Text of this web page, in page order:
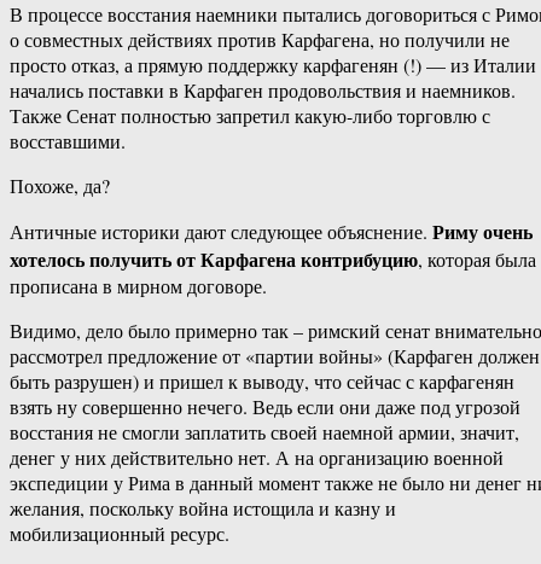
В процессе восстания наемники пытались договориться с
о совместных действиях против Карфагена, но получили не
просто отказ, а прямую поддержку карфагенян (!) — из Италии
начались поставки в Карфаген продовольствия и наемников.
Также Сенат полностью запретил какую-либо торговлю с
восставшими.
Похоже, да?
Античные историки дают следующее объяснение. Риму очень
хотелось получить от Карфагена контрибуцию, которая была
прописана в мирном договоре.
Видимо, дело было примерно так – римский сенат внимательно
рассмотрел предложение от «партии войны» (Карфаген должен
быть разрушен) и пришел к выводу, что сейчас с карфагенян
взять ну совершенно нечего. Ведь если они даже под угрозой
восстания не смогли заплатить своей наемной армии, значит,
денег у них действительно нет. А на организацию военной
экспедиции у Рима в данный момент также не было ни денег
желания, поскольку война истощила и казну и
мобилизационный ресурс.